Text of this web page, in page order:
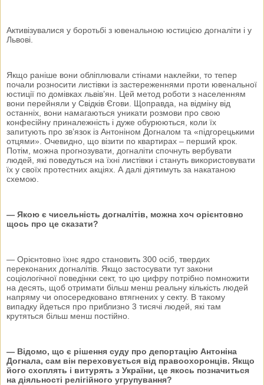
Активізувалися у боротьбі з ювенальною юстицією догналіти і у
Львові.
Якщо раніше вони обліплювали стінами наклейки, то тепер
почали розносити листівки із застереженнями проти ювенальної
юстиції по домівках львів’ян. Цей метод роботи з населенням
вони перейняли у Свідків Єгови. Щоправда, на відміну від
останніх, вони намагаються уникати розмови про свою
конфесійну приналежність і дуже обурюються, коли їх
запитують про зв’язок із Антоніном Догналом та «підгорецькими
отцями». Очевидно, що візити по квартирах – перший крок.
Потім, можна прогнозувати, догналіти спочнуть вербувати
людей, які поведуться на їхні листівки і стануть використовувати
їх у своїх протестних акціях. А далі діятимуть за накатаною
схемою.
— Якою є чисельність догналітів, можна хоч орієнтовно
щось про це сказати?
— Орієнтовно їхнє ядро становить 300 осіб, твердих
переконаних догналітів. Якщо застосувати тут закони
соціологічної поведінки сект, то цю цифру потрібно помножити
на десять, щоб отримати більш менш реальну кількість людей
напряму чи опосередковано втягнених у секту. В такому
випадку йдеться про приблизно 3 тисячі людей, які там
крутяться більш менш постійно.
— Відомо, що є рішення суду про депортацію Антоніна
Догнала, сам він переховується від правоохоронців. Якщо
його схоплять і витурять з України, це якось позначиться
на діяльності релігійного угрупування?